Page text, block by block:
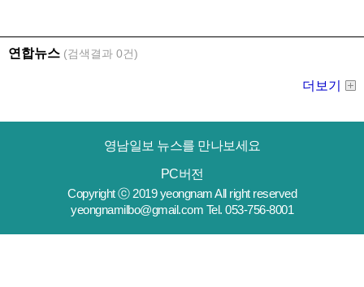
영남일보 뉴스를 만나보세요
PC버전
Copyright ⓒ 2019 yeongnam All right reserved
yeongnamilbo@gmail.com Tel. 053-756-8001